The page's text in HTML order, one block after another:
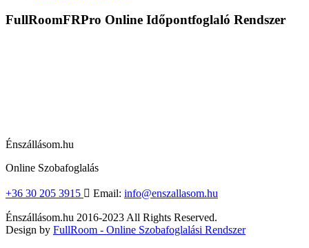
FullRoomFRPro Online Időpontfoglaló Rendszer
Énszállásom.hu
Online Szobafoglalás
+36 30 205 3915 Email: info@enszallasom.hu
Énszállásom.hu 2016-2023 All Rights Reserved.
Design by FullRoom - Online Szobafoglalási Rendszer